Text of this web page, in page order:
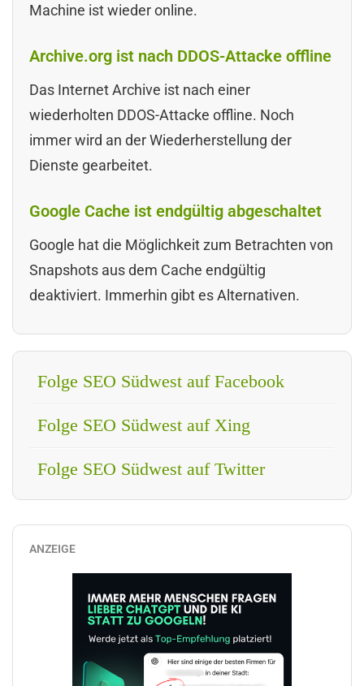
Machine ist wieder online.
Archive.org ist nach DDOS-Attacke offline
Das Internet Archive ist nach einer
wiederholten DDOS-Attacke offline. Noch
immer wird an der Wiederherstellung der
Dienste gearbeitet.
Google Cache ist endgültig abgeschaltet
Google hat die Möglichkeit zum Betrachten von
Snapshots aus dem Cache endgültig
deaktiviert. Immerhin gibt es Alternativen.
Folge SEO Südwest auf Facebook
Folge SEO Südwest auf Xing
Folge SEO Südwest auf Twitter
ANZEIGE